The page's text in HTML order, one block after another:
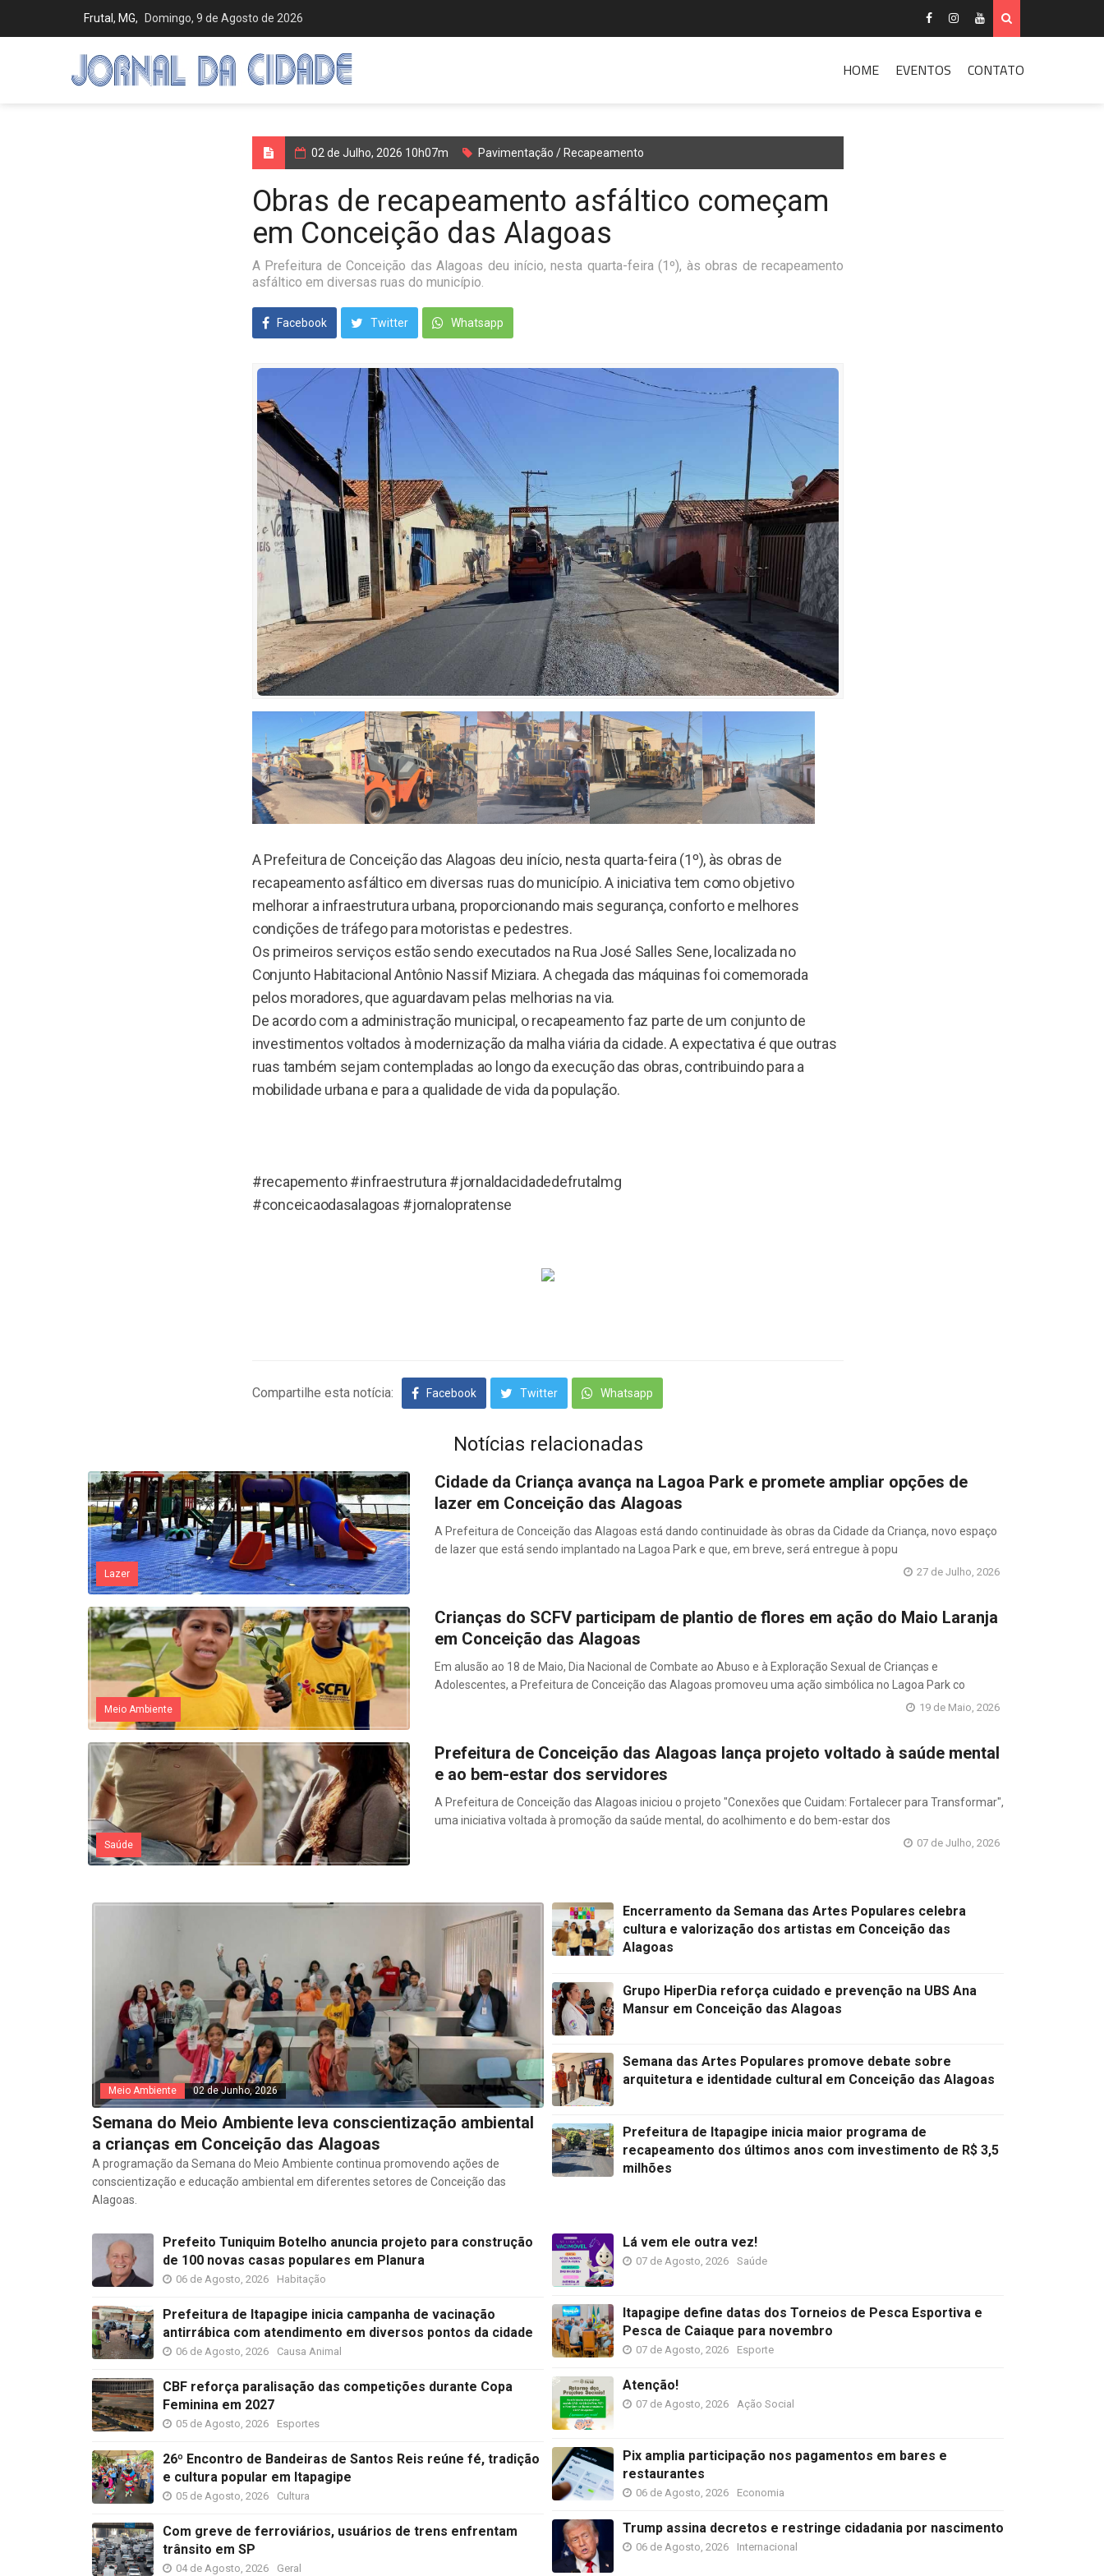
Frutal, MG, Domingo, 9 de Agosto de 2026
HOME EVENTOS CONTATO
02 de Julho, 2026 10h07m Pavimentação / Recapeamento
Obras de recapeamento asfáltico começam
em Conceição das Alagoas
A Prefeitura de Conceição das Alagoas deu início, nesta quarta-feira (1º), às obras de recapeamento
asfáltico em diversas ruas do município.
Facebook Twitter Whatsapp
A Prefeitura de Conceição das Alagoas deu início, nesta quarta-feira (1º), às obras de
recapeamento asfáltico em diversas ruas do município. A iniciativa tem como objetivo
melhorar a infraestrutura urbana, proporcionando mais segurança, conforto e melhores
condições de tráfego para motoristas e pedestres.
Os primeiros serviços estão sendo executados na Rua José Salles Sene, localizada no
Conjunto Habitacional Antônio Nassif Miziara. A chegada das máquinas foi comemorada
pelos moradores, que aguardavam pelas melhorias na via.
De acordo com a administração municipal, o recapeamento faz parte de um conjunto de
investimentos voltados à modernização da malha viária da cidade. A expectativa é que outras
ruas também sejam contempladas ao longo da execução das obras, contribuindo para a
mobilidade urbana e para a qualidade de vida da população.
#recapemento #infraestrutura #jornaldacidadedefrutalmg
#conceicaodasalagoas #jornalopratense
Compartilhe esta notícia: Facebook Twitter Whatsapp
Notícias relacionadas
Lazer
Cidade da Criança avança na Lagoa Park e promete ampliar opções de
lazer em Conceição das Alagoas
A Prefeitura de Conceição das Alagoas está dando continuidade às obras da Cidade da Criança, novo espaço
de lazer que está sendo implantado na Lagoa Park e que, em breve, será entregue à popu
27 de Julho, 2026
Meio Ambiente
Crianças do SCFV participam de plantio de flores em ação do Maio Laranja
em Conceição das Alagoas
Em alusão ao 18 de Maio, Dia Nacional de Combate ao Abuso e à Exploração Sexual de Crianças e
Adolescentes, a Prefeitura de Conceição das Alagoas promoveu uma ação simbólica no Lagoa Park co
19 de Maio, 2026
Saúde
Prefeitura de Conceição das Alagoas lança projeto voltado à saúde mental
e ao bem-estar dos servidores
A Prefeitura de Conceição das Alagoas iniciou o projeto "Conexões que Cuidam: Fortalecer para Transformar",
uma iniciativa voltada à promoção da saúde mental, do acolhimento e do bem-estar dos
07 de Julho, 2026
Meio Ambiente 02 de Junho, 2026
Semana do Meio Ambiente leva conscientização ambiental
a crianças em Conceição das Alagoas
A programação da Semana do Meio Ambiente continua promovendo ações de
conscientização e educação ambiental em diferentes setores de Conceição das
Alagoas.
Encerramento da Semana das Artes Populares celebra
cultura e valorização dos artistas em Conceição das
Alagoas
Grupo HiperDia reforça cuidado e prevenção na UBS Ana
Mansur em Conceição das Alagoas
Semana das Artes Populares promove debate sobre
arquitetura e identidade cultural em Conceição das Alagoas
Prefeitura de Itapagipe inicia maior programa de
recapeamento dos últimos anos com investimento de R$ 3,5
milhões
Prefeito Tuniquim Botelho anuncia projeto para construção
de 100 novas casas populares em Planura
06 de Agosto, 2026 Habitação
Prefeitura de Itapagipe inicia campanha de vacinação
antirrábica com atendimento em diversos pontos da cidade
06 de Agosto, 2026 Causa Animal
CBF reforça paralisação das competições durante Copa
Feminina em 2027
05 de Agosto, 2026 Esportes
26º Encontro de Bandeiras de Santos Reis reúne fé, tradição
e cultura popular em Itapagipe
05 de Agosto, 2026 Cultura
Com greve de ferroviários, usuários de trens enfrentam
trânsito em SP
04 de Agosto, 2026 Geral
Lá vem ele outra vez!
07 de Agosto, 2026 Saúde
Itapagipe define datas dos Torneios de Pesca Esportiva e
Pesca de Caiaque para novembro
07 de Agosto, 2026 Esporte
Atenção!
07 de Agosto, 2026 Ação Social
Pix amplia participação nos pagamentos em bares e
restaurantes
06 de Agosto, 2026 Economia
Trump assina decretos e restringe cidadania por nascimento
06 de Agosto, 2026 Internacional